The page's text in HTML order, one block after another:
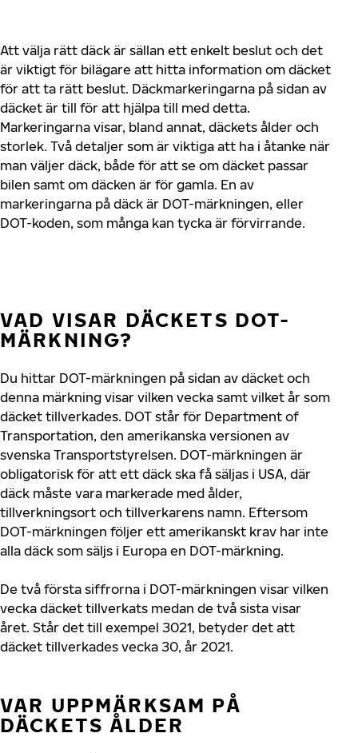
Att välja rätt däck är sällan ett enkelt beslut och det
är viktigt för bilägare att hitta information om däcket
för att ta rätt beslut. Däckmarkeringarna på sidan av
däcket är till för att hjälpa till med detta.
Markeringarna visar, bland annat, däckets ålder och
storlek. Två detaljer som är viktiga att ha i åtanke när
man väljer däck, både för att se om däcket passar
bilen samt om däcken är för gamla. En av
markeringarna på däck är DOT-märkningen, eller
DOT-koden, som många kan tycka är förvirrande.
VAD VISAR DÄCKETS DOT-
MÄRKNING?
Du hittar DOT-märkningen på sidan av däcket och
denna märkning visar vilken vecka samt vilket år som
däcket tillverkades. DOT står för Department of
Transportation, den amerikanska versionen av
svenska Transportstyrelsen. DOT-märkningen är
obligatorisk för att ett däck ska få säljas i USA, där
däck måste vara markerade med ålder,
tillverkningsort och tillverkarens namn. Eftersom
DOT-märkningen följer ett amerikanskt krav har inte
alla däck som säljs i Europa en DOT-märkning.
De två första siffrorna i DOT-märkningen visar vilken
vecka däcket tillverkats medan de två sista visar
året. Står det till exempel 3021, betyder det att
däcket tillverkades vecka 30, år 2021.
VAR UPPMÄRKSAM PÅ
DÄCKETS ÅLDER